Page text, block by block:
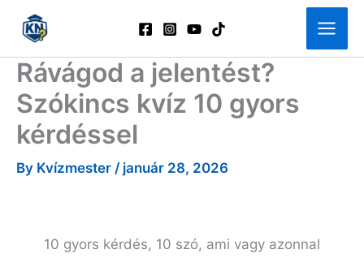
content
Rávágod a jelentést?
Szókincs kvíz 10 gyors
kérdéssel
By Kvízmester / január 28, 2026
10 gyors kérdés, 10 szó, ami vagy azonnal